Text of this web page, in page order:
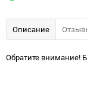
Описание
Обратите внимание!